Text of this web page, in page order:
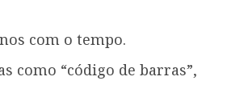
com o tempo.
como “código de barras”,